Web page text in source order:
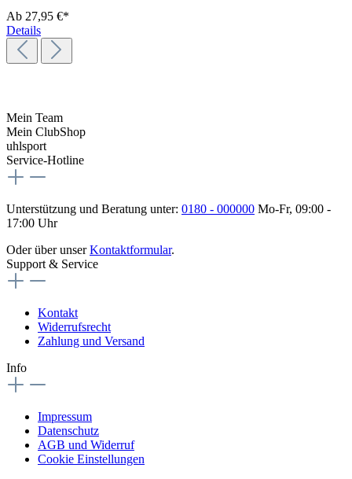
Ab 27,95 €*
Details
Mein Team
Mein ClubShop
uhlsport
Service-Hotline
Unterstützung und Beratung unter: 0180 - 000000 Mo-Fr, 09:00 -
17:00 Uhr
Oder über unserKontaktformular.
Support & Service
Kontakt
Widerrufsrecht
Zahlung und Versand
Info
Impressum
Datenschutz
AGB und Widerruf
Cookie Einstellungen